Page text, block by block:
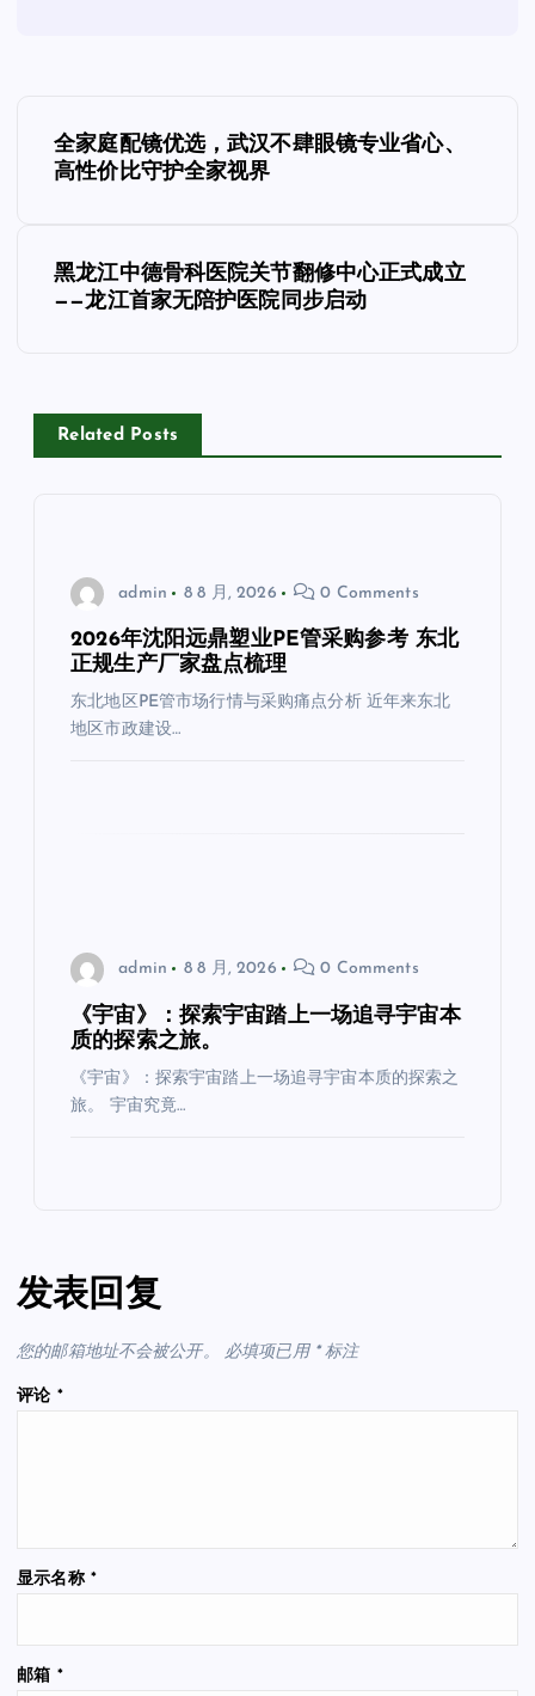
文
章
航
全家庭配镜优选，武汉不肆眼镜专业省心、
高性价比守护全家视界
黑龙江中德骨科医院关节翻修中心正式成立
——龙江首家无陪护医院同步启动
Related Posts
admin 8 8 月, 2026 0 Comments
2026年沈阳远鼎塑业PE管采购参考 东北
正规生产厂家盘点梳理
东北地区PE管市场行情与采购痛点分析 近年来东北
地区市政建设…
admin 8 8 月, 2026 0 Comments
《宇宙》：探索宇宙踏上一场追寻宇宙本
质的探索之旅。
《宇宙》：探索宇宙踏上一场追寻宇宙本质的探索之
旅。 宇宙究竟…
发表回复
您的邮箱地址不会被公开。 必填项已用 *标注
评论 *
显示名称 *
邮箱 *